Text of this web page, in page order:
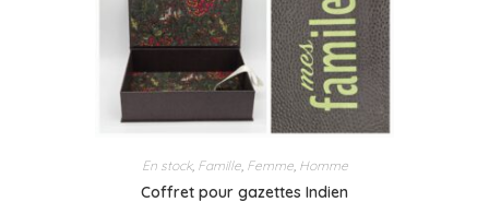
En stock, Famille, Femme, Homme
Coffret pour gazettes Indien